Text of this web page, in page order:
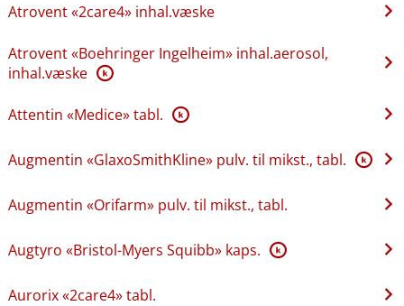
Atrovent «2care4» inhal.væske
Atrovent «Boehringer Ingelheim» inhal.aerosol,
inhal.væske K
Attentin «Medice» tabl. K
Augmentin «GlaxoSmithKline» pulv. til mikst., tabl. K
Augmentin «Orifarm» pulv. til mikst., tabl.
Augtyro «Bristol-Myers Squibb» kaps. K
Aurorix «2care4» tabl.